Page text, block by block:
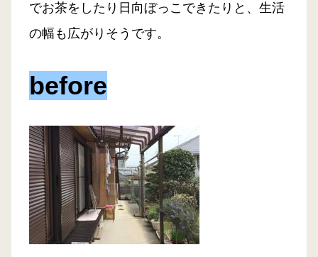
でお茶をしたり日向ぼっこできたりと、生活
の幅も広がりそうです。
before